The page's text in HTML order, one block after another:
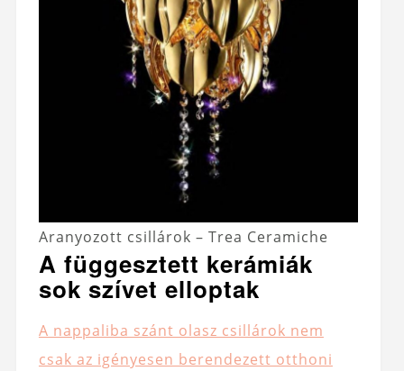
Aranyozott csillárok – Trea Ceramiche
A függesztett kerámiák
sok szívet elloptak
A nappaliba szánt olasz csillárok nem
csak az igényesen berendezett otthoni